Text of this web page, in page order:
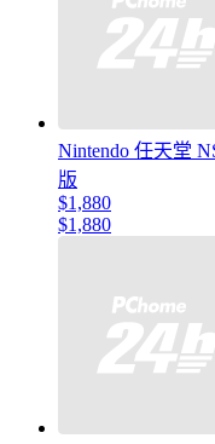
Nintendo 任天堂
版
$1,880
$1,880